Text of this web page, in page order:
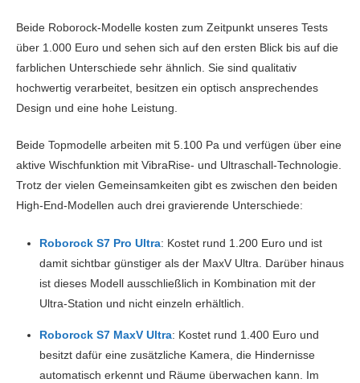
Beide Roborock-Modelle kosten zum Zeitpunkt unseres Tests
über 1.000 Euro und sehen sich auf den ersten Blick bis auf die
farblichen Unterschiede sehr ähnlich. Sie sind qualitativ
hochwertig verarbeitet, besitzen ein optisch ansprechendes
Design und eine hohe Leistung.
Beide Topmodelle arbeiten mit 5.100 Pa und verfügen über eine
aktive Wischfunktion mit VibraRise- und Ultraschall-Technologie.
Trotz der vielen Gemeinsamkeiten gibt es zwischen den beiden
High-End-Modellen auch drei gravierende Unterschiede:
Roborock S7 Pro Ultra: Kostet rund 1.200 Euro und ist
damit sichtbar günstiger als der MaxV Ultra. Darüber hinaus
ist dieses Modell ausschließlich in Kombination mit der
Ultra-Station und nicht einzeln erhältlich.
Roborock S7 MaxV Ultra: Kostet rund 1.400 Euro und
besitzt dafür eine zusätzliche Kamera, die Hindernisse
automatisch erkennt und Räume überwachen kann. Im